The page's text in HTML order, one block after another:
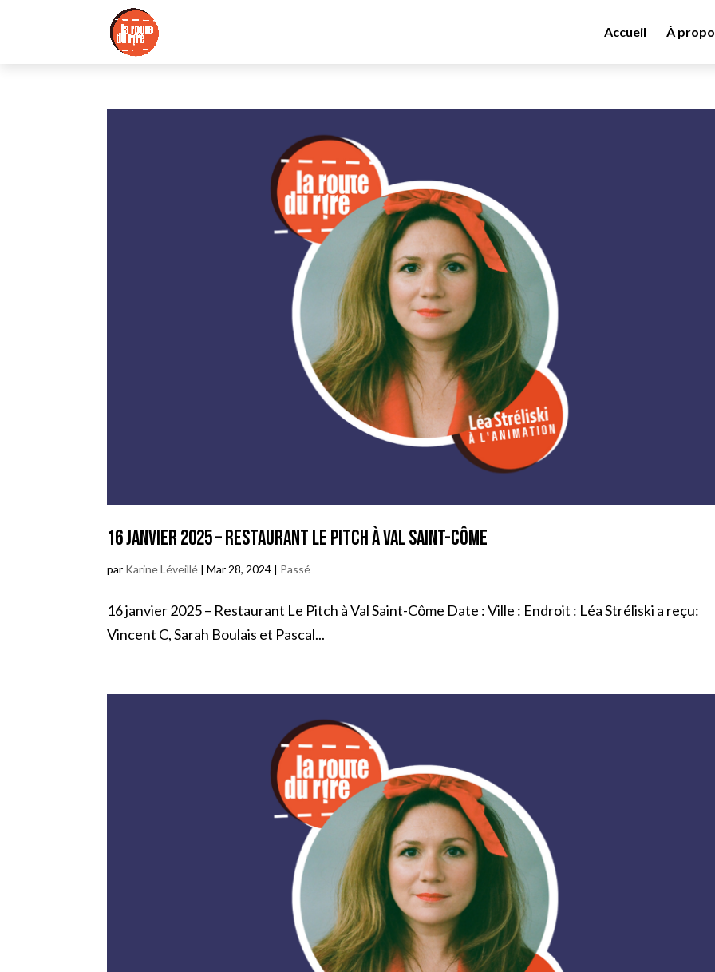
Accueil À
16 janvier 2025 – Restaurant Le Pitch à Val Saint-Côme
par Karine Léveillé |Mar 28, 2024 | Passé
16 janvier 2025 – Restaurant Le Pitch à Val Saint-Côme Date : Ville : Endroit : Léa Stréliski a reçu:
Vincent C, Sarah Boulais et Pascal...